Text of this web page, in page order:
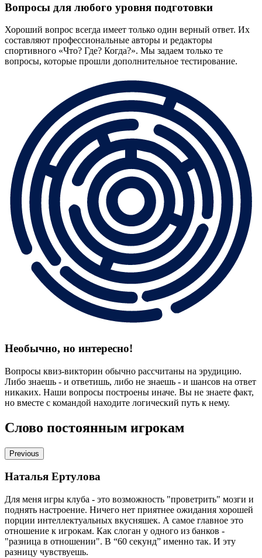
Вопросы для любого уровня подготовки
Хороший вопрос всегда имеет только один верный ответ. Их
составляют профессиональные авторы и редакторы
спортивного «Что? Где? Когда?». Мы задаем только те
вопросы, которые прошли дополнительное тестирование.
Необычно, но интересно!
Вопросы квиз-викторин обычно рассчитаны на эрудицию.
Либо знаешь - и ответишь, либо не знаешь - и шансов на ответ
никаких. Наши вопросы построены иначе. Вы не знаете факт,
но вместе с командой находите логический путь к нему.
Слово постоянным игрокам
Previous
Наталья Ертулова
Для меня игры клуба - это возможность "проветрить" мозги и
поднять настроение. Ничего нет приятнее ожидания хорошей
порции интеллектуальных вкусняшек. А самое главное это
отношение к игрокам. Как слоган у одного из банков -
"разница в отношении". В “60 секунд” именно так. И эту
разницу чувствуешь.